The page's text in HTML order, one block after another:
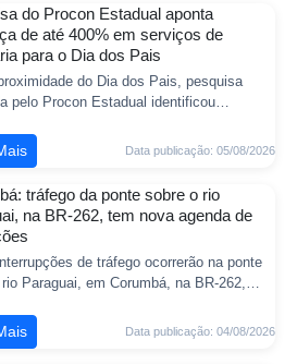
do Procon Estadual aponta
de até 400% em serviços de
para o Dia dos Pais
do Dia dos Pais, pesquisa
pelo Procon Estadual identificou
por barbearias de Campo Grande. O le
Data publicação: 05/08/2026
tráfego da ponte sobre o rio
na BR-262, tem nova agenda de
de tráfego ocorrerão na ponte
Paraguai, em Corumbá, na BR-262,
Estadual de Gestão de Empree ...
Data publicação: 04/08/2026